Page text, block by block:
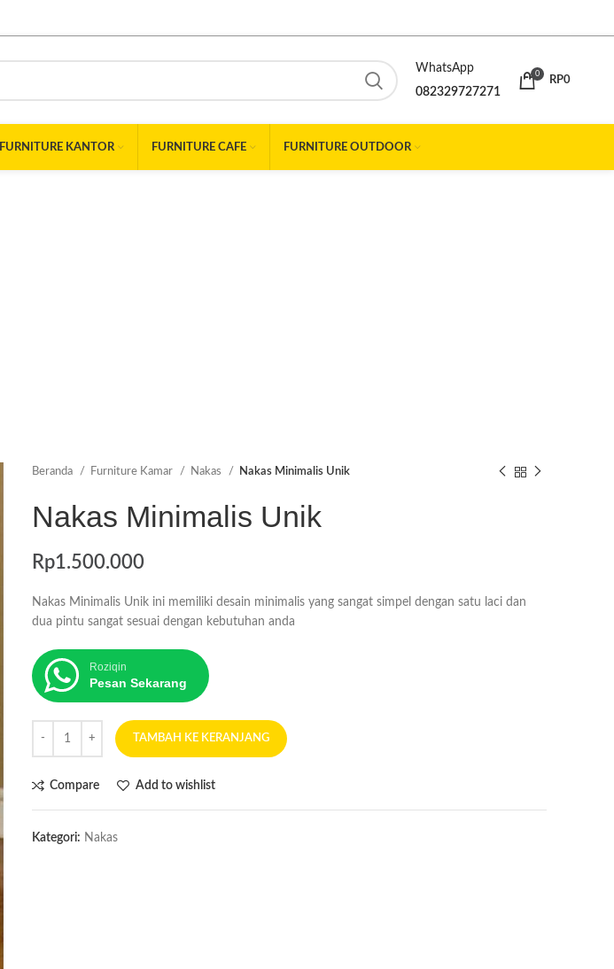
WhatsApp
082329727271
0
RP0
FURNITURE KANTOR FURNITURE CAFE FURNITURE OUTDOOR
Beranda Furniture Kamar Nakas Nakas Minimalis Unik
Nakas Minimalis Unik
Rp1.500.000
Nakas Minimalis Unik ini memiliki desain minimalis yang sangat simpel dengan satu laci dan
dua pintu sangat sesuai dengan kebutuhan anda
Roziqin
Pesan Sekarang
TAMBAH KE KERANJANG
Compare Add to wishlist
Kategori: Nakas